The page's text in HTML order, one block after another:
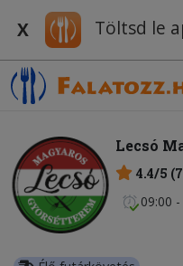
X Töltsd le
Lecsó
4.4/5
09:00 -